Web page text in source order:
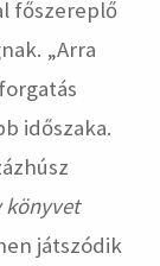
főszereplő
„Arra
időszaka.
könyvet
játszódik